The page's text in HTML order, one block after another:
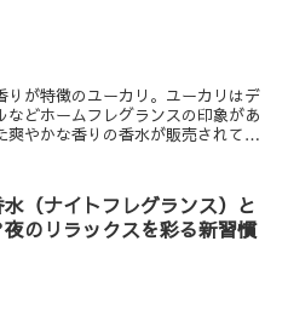
が特徴のユーカリ。ユーカリはデ
などホームフレグランスの印象があ
爽やかな香りの香水が販売されてい
（ナイトフレグランス）と
夜のリラックスを彩る新習慣